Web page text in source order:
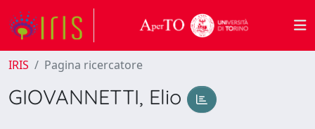
IRIS Pagina ricercatore
GIOVANNETTI, Elio